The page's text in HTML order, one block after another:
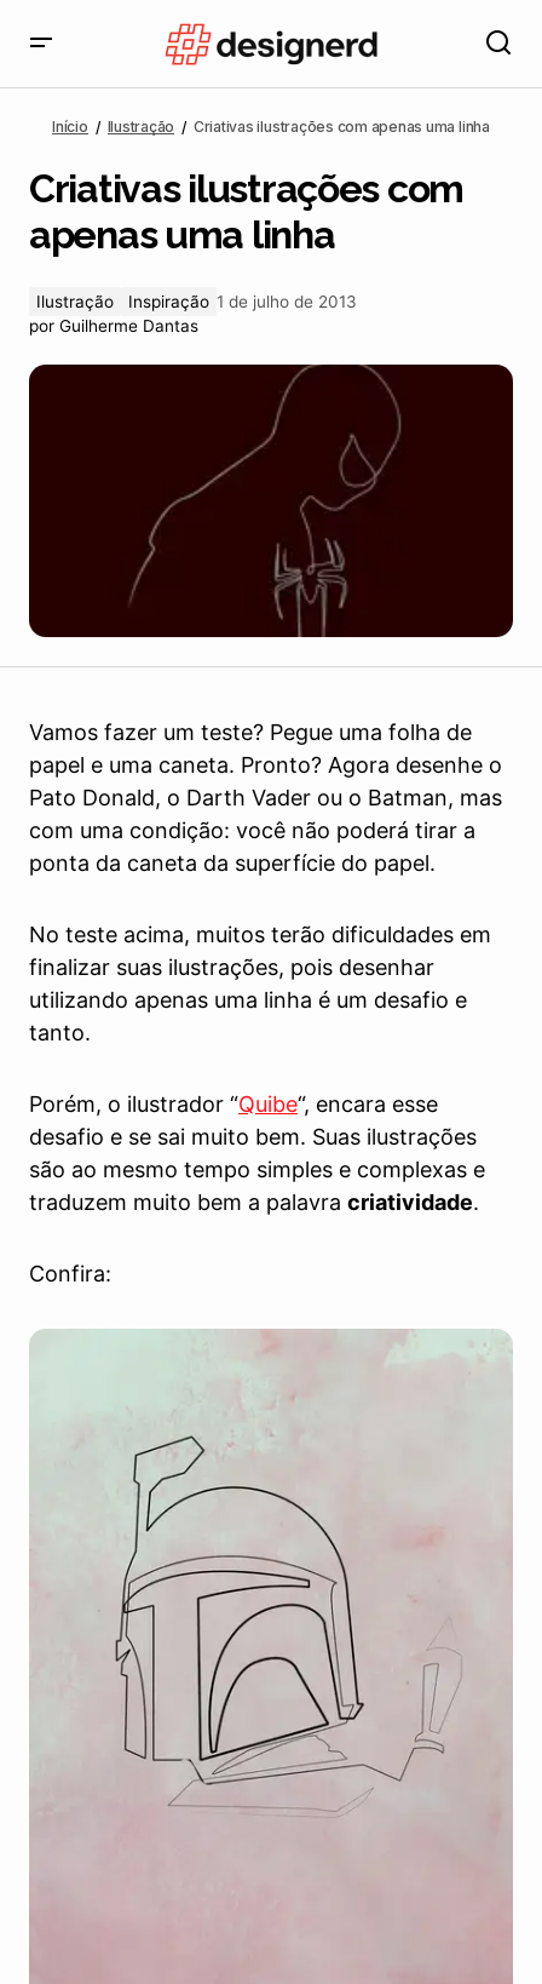
Início Ilustração Criativas ilustrações com apenas uma linha
Criativas ilustrações com
apenas uma linha
Ilustração Inspiração 1 de julho de 2013
por Guilherme Dantas
Vamos fazer um teste? Pegue uma folha de
papel e uma caneta. Pronto? Agora desenhe o
Pato Donald, o Darth Vader ou o Batman, mas
com uma condição: você não poderá tirar a
ponta da caneta da superfície do papel.
No teste acima, muitos terão dificuldades em
finalizar suas ilustrações, pois desenhar
utilizando apenas uma linha é um desafio e
tanto.
Porém, o ilustrador “Quibe“, encara esse
desafio e se sai muito bem. Suas ilustrações
são ao mesmo tempo simples e complexas e
traduzem muito bem a palavra criatividade.
Confira: